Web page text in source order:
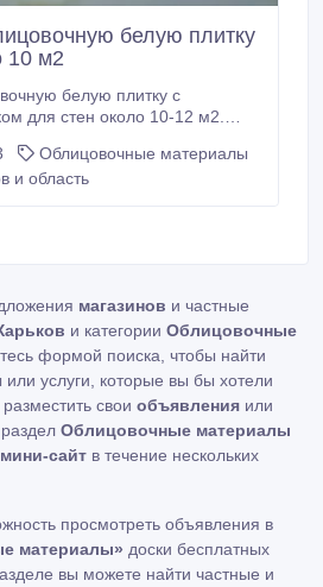
белую плитку
10 м2
белую плитку с
для стен около 10-12 м2.
Облицовочные материалы
и область
магазинов и частные
и категории Облицовочные
формой поиска, чтобы найти
или услуги, которые вы бы хотели
свои объявления или
Облицовочные материалы
мини-сайт в течение нескольких
просмотреть объявления в
материалы» доски бесплатных
вы можете найти частные и